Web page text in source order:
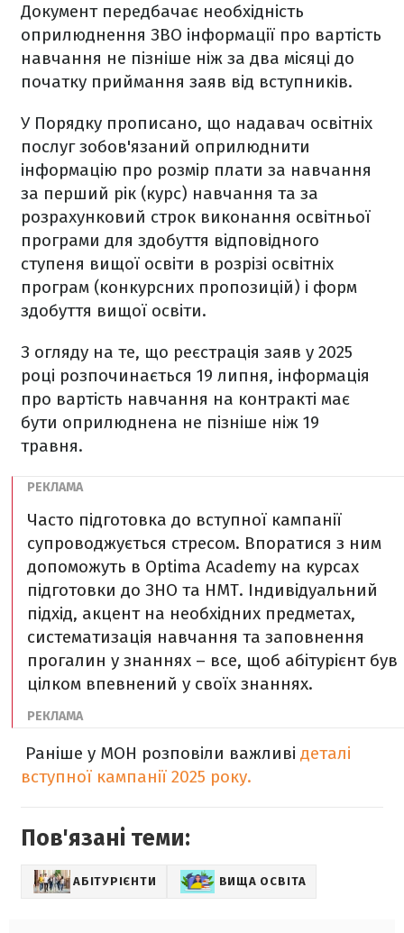
Документ передбачає необхідність
оприлюднення ЗВО інформації про вартість
навчання не пізніше ніж за два місяці до
початку приймання заяв від вступників.
У Порядку прописано, що надавач освітніх
послуг зобов'язаний оприлюднити
інформацію про розмір плати за навчання
за перший рік (курс) навчання та за
розрахунковий строк виконання освітньої
програми для здобуття відповідного
ступеня вищої освіти в розрізі освітніх
програм (конкурсних пропозицій) і форм
здобуття вищої освіти.
З огляду на те, що реєстрація заяв у 2025
році розпочинається 19 липня, інформація
про вартість навчання на контракті має
бути оприлюднена не пізніше ніж 19
травня.
Часто підготовка до вступної кампанії
супроводжується стресом. Впоратися з ним
допоможуть в Optima Academy на курсах
підготовки до ЗНО та НМТ. Індивідуальний
підхід, акцент на необхідних предметах,
систематизація навчання та заповнення
прогалин у знаннях – все, щоб абітурієнт був
цілком впевнений у своїх знаннях.
Раніше у МОН розповіли важливі деталі
вступної кампанії 2025 року.
Пов'язані теми:
АБІТУРІЄНТИ ВИЩА ОСВІТА